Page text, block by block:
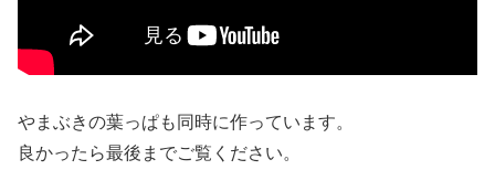
やまぶきの葉っぱも同時に作っています。
良かったら最後までご覧ください。